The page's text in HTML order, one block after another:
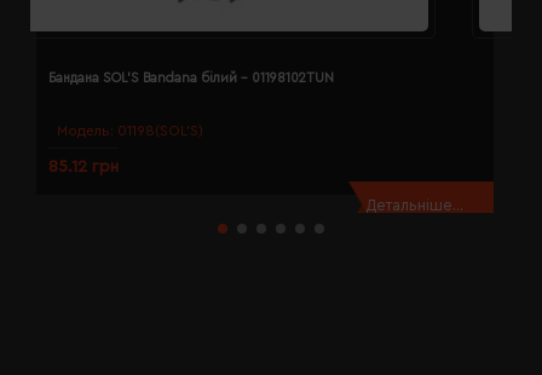
Модель: 01198(SOL’S)
Бандана SOL'S Bandana білий - 01198102TUN
85.12 грн
Детальніше...